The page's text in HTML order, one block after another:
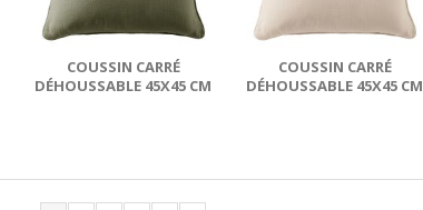
COUSSIN CARRÉ
DÉHOUSSABLE 45X45 CM
COUSSIN CARRÉ
DÉHOUSSABLE 45X45 CM